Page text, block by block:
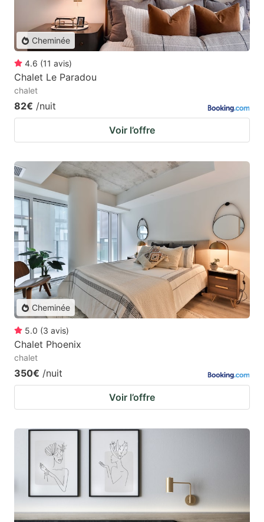
Cheminée
4.6 (11 avis)
Chalet Le Paradou
chalet
82€ /nuit
Voir l’offre
Cheminée
5.0 (3 avis)
Chalet Phoenix
chalet
350€ /nuit
Voir l’offre